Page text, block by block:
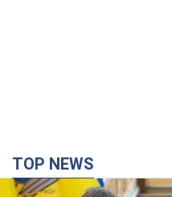
TOP NEWS